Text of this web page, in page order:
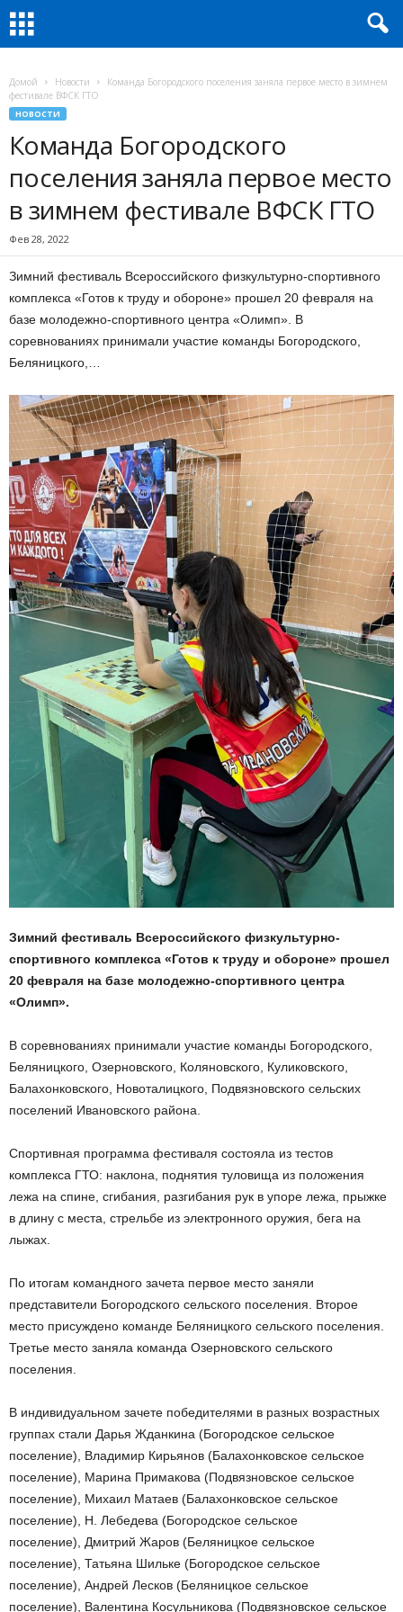
Домой Новости
Команда Богородского поселения заняла первое место в зимнем
фестивале ВФСК ГТО
НОВОСТИ
Команда Богородского
поселения заняла первое место
в зимнем фестивале ВФСК ГТО
Фев 28, 2022
Зимний фестиваль Всероссийского физкультурно-спортивного
комплекса «Готов к труду и обороне» прошел 20 февраля на
базе молодежно-спортивного центра «Олимп». В
соревнованиях принимали участие команды Богородского,
Беляницкого,…
Зимний фестиваль Всероссийского физкультурно-
спортивного комплекса «Готов к труду и обороне» прошел
20 февраля на базе молодежно-спортивного центра
«Олимп».
В соревнованиях принимали участие команды Богородского,
Беляницкого, Озерновского, Коляновского, Куликовского,
Балахонковского, Новоталицкого, Подвязновского сельских
поселений Ивановского района.
Спортивная программа фестиваля состояла из тестов
комплекса ГТО: наклона, поднятия туловища из положения
лежа на спине, сгибания, разгибания рук в упоре лежа, прыжке
в длину с места, стрельбе из электронного оружия, бега на
лыжах.
По итогам командного зачета первое место заняли
представители Богородского сельского поселения. Второе
место присуждено команде Беляницкого сельского поселения.
Третье место заняла команда Озерновского сельского
поселения.
В индивидуальном зачете победителями в разных возрастных
группах стали Дарья Жданкина (Богородское сельское
поселение), Владимир Кирьянов (Балахонковское сельское
поселение), Марина Примакова (Подвязновское сельское
поселение), Михаил Матаев (Балахонковское сельское
поселение), Н. Лебедева (Богородское сельское
поселение), Дмитрий Жаров (Беляницкое сельское
поселение), Татьяна Шильке (Богородское сельское
поселение), Андрей Лесков (Беляницкое сельское
поселение), Валентина Косульникова (Подвязновское сельское